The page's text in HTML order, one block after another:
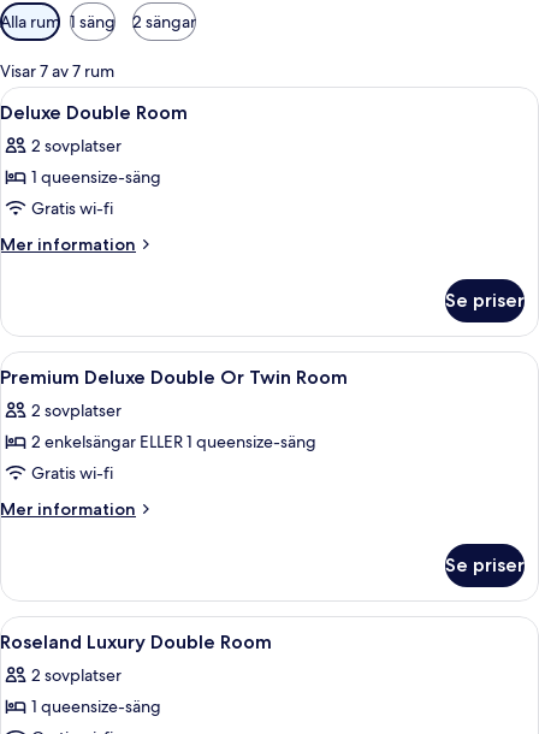
Tillgängliga
filter
för
rum
Alla rum 1 säng 2 sängar
Visar 7 av 7 rum
Öppna
alla
foton
för
Deluxe
Double
Minibar, värdeförvaringsskåp på
4
Deluxe Double Room
2 sovplatser
1 queensize-säng
Gratis wi-fi
Mer information
Mer
Double
Room
Se priser
Öppna
alla
foton
för
Premium
Deluxe
Twin
Room
Minibar, värdeförvaringsskåp på
5
Premium Deluxe Double Or Twin Room
2 sovplatser
2 enkelsängar ELLER 1 queensize-säng
Gratis wi-fi
Mer information
Mer
Deluxe
Double
Or
Room
Se priser
Öppna
alla
foton
för
Minibar, värdeförvaringsskåp på
5
Roseland Luxury Double Room
2 sovplatser
1 queensize-säng